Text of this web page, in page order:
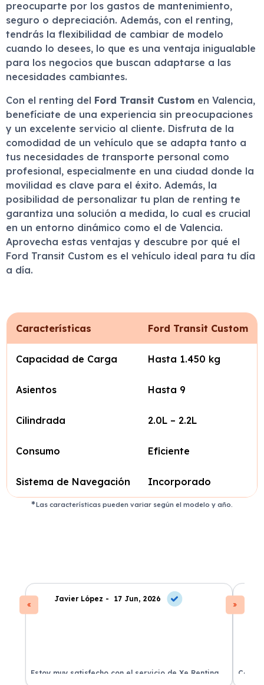
preocuparte por los gastos de mantenimiento,
seguro o depreciación. Además, con el renting,
tendrás la flexibilidad de cambiar de modelo
cuando lo desees, lo que es una ventaja inigualable
para los negocios que buscan adaptarse a las
necesidades cambiantes.
Con el renting del Ford Transit Custom en Valencia,
benefíciate de una experiencia sin preocupaciones
y un excelente servicio al cliente. Disfruta de la
comodidad de un vehículo que se adapta tanto a
tus necesidades de transporte personal como
profesional, especialmente en una ciudad donde la
movilidad es clave para el éxito. Además, la
posibilidad de personalizar tu plan de renting te
garantiza una solución a medida, lo cual es crucial
en un entorno dinámico como el de Valencia.
Aprovecha estas ventajas y descubre por qué el
Ford Transit Custom es el vehículo ideal para tu día
a día.
Características Ford Transit Custom
Capacidad de Carga Hasta 1.450 kg
Asientos Hasta 9
Cilindrada 2.0L – 2.2L
Consumo Eficiente
Sistema de Navegación Incorporado
Las características pueden variar según el modelo y año.
Javier López - 17 Jun, 2026
Estoy muy satisfecho con el servicio de Xe Renting.